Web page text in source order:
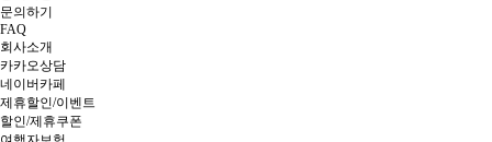
문의하기
FAQ
회사소개
카카오상담
네이버카페
제휴할인/이벤트
할인/제휴쿠폰